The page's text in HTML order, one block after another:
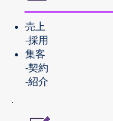
売上
-採用
集客
-契約
-紹介